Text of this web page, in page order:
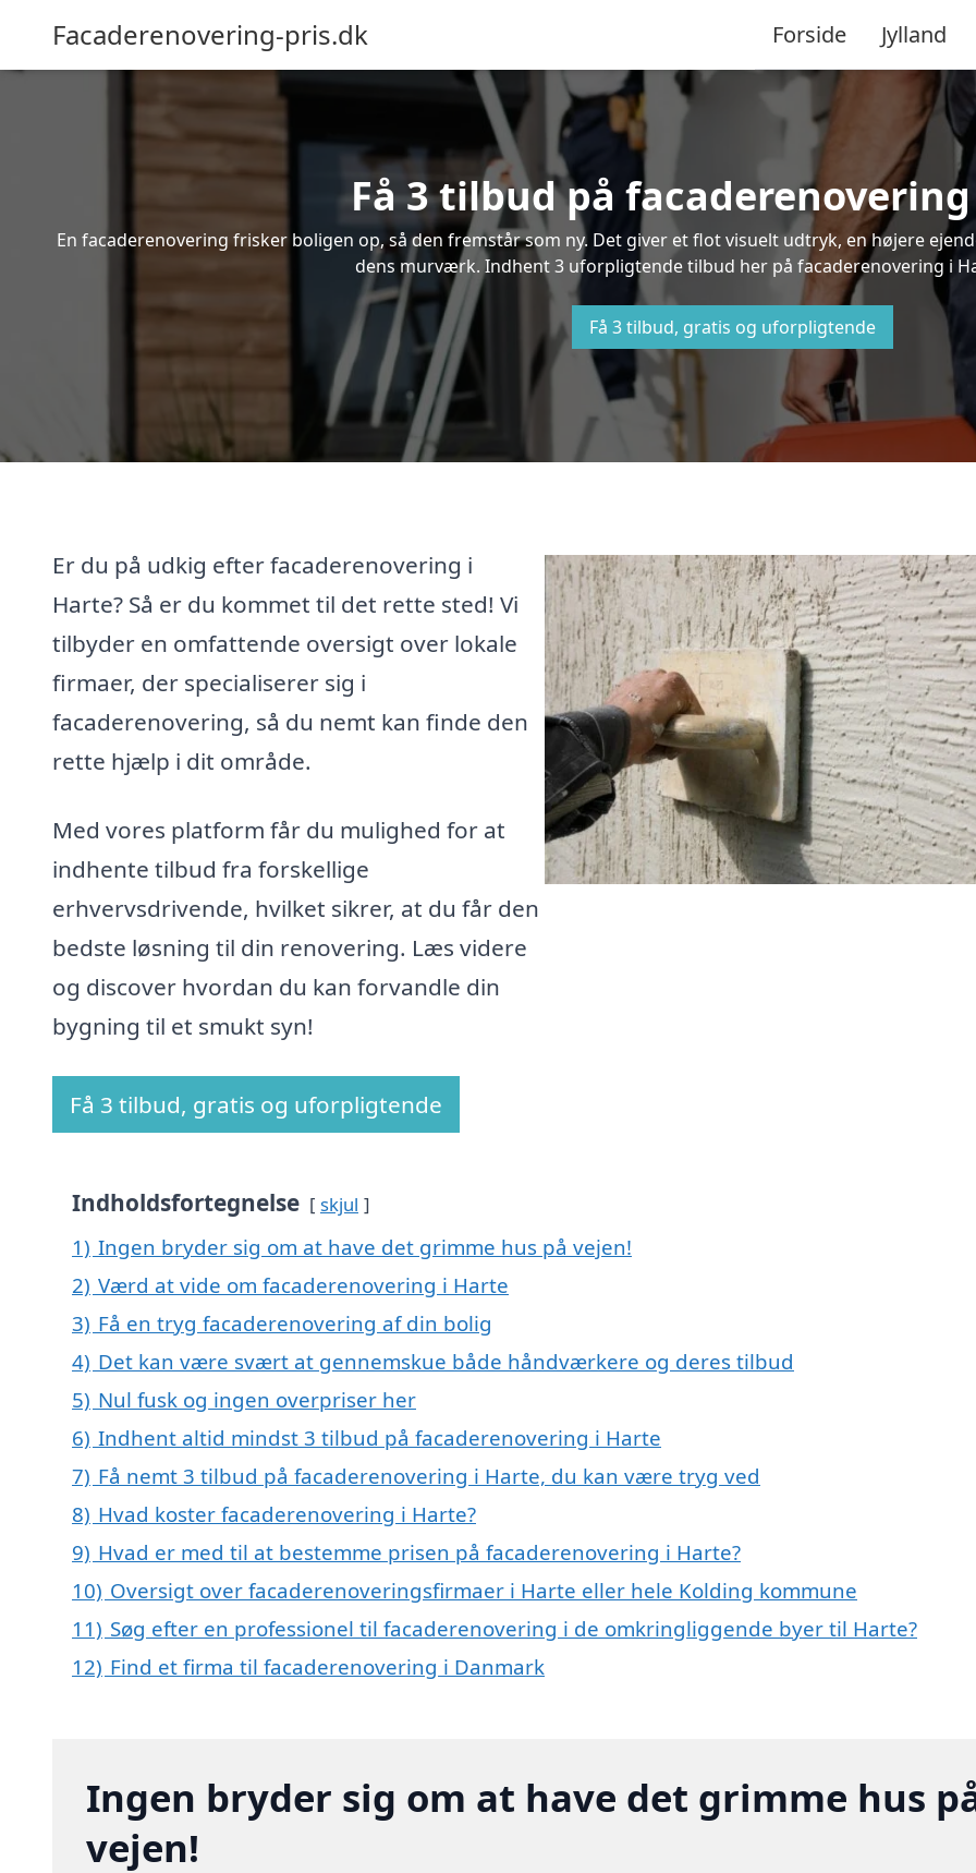
Facaderenovering-pris.dk Forside Jylland
Få 3 tilbud på
En facaderenovering frisker boligen op, så den fremstår som ny. Det giver et flot visuelt udtryk, en højere
dens murværk. Indhent 3 uforpligtende tilbud her på facaderenovering i
Få 3 tilbud, gratis og uforpligtende
Er du på udkig efter facaderenovering i
Harte? Så er du kommet til det rette sted! Vi
tilbyder en omfattende oversigt over lokale
firmaer, der specialiserer sig i
facaderenovering, så du nemt kan finde den
rette hjælp i dit område.
Med vores platform får du mulighed for at
indhente tilbud fra forskellige
erhvervsdrivende, hvilket sikrer, at du får den
bedste løsning til din renovering. Læs videre
og discover hvordan du kan forvandle din
bygning til et smukt syn!
Få 3 tilbud, gratis og uforpligtende
Indholdsfortegnelse skjul
1) Ingen bryder sig om at have det grimme hus på vejen!
2) Værd at vide om facaderenovering i Harte
3) Få en tryg facaderenovering af din bolig
4) Det kan være svært at gennemskue både håndværkere og deres tilbud
5) Nul fusk og ingen overpriser her
6) Indhent altid mindst 3 tilbud på facaderenovering i Harte
7) Få nemt 3 tilbud på facaderenovering i Harte, du kan være tryg ved
8) Hvad koster facaderenovering i Harte?
9) Hvad er med til at bestemme prisen på facaderenovering i Harte?
10) Oversigt over facaderenoveringsfirmaer i Harte eller hele Kolding kommune
11) Søg efter en professionel til facaderenovering i de omkringliggende byer til Harte?
12) Find et firma til facaderenovering i Danmark
Ingen bryder sig om at have det grimme hus
vejen!